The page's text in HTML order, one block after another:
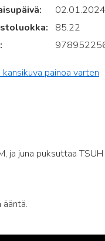
02.01.2024
85.22
painoa varten
juna puksuttaa